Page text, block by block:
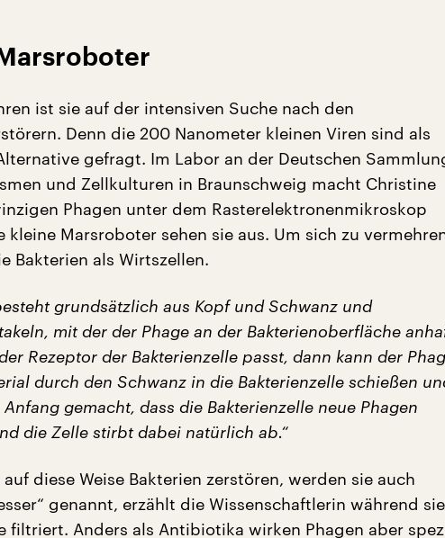
ist sie auf der intensiven Suche nach den
Denn die 200 Nanometer kleinen Viren sind als
gefragt. Im Labor an der Deutschen
und Zellkulturen in Braunschweig macht Christine
Phagen unter dem Rasterelektronenmikroskop
kleine Marsroboter sehen sie aus. Um sich zu
Bakterien als Wirtszellen.
grundsätzlich aus Kopf und Schwanz und
mit der der Phage an der Bakterienoberfläche
Rezeptor der Bakterienzelle passt, dann kann der
durch den Schwanz in die Bakterienzelle schießen
gemacht, dass die Bakterienzelle neue Phagen
die Zelle stirbt dabei natürlich ab.“
auf diese Weise Bakterien zerstören, werden sie auch
genannt, erzählt die Wissenschaftlerin während
filtriert. Anders als Antibiotika wirken Phagen aber